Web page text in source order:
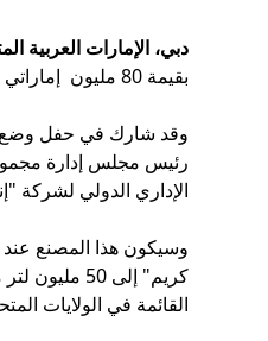
دبي، الإمارات العربية
بقيمة 80 مليون إماراتي في مدينة دبي الصناعية، الوجهة الرائدة في المنطقة لشركات التصنيع والخدمات اللوجستية والتابعة لمجموعة تيكوم.
وقد شارك في حفل وضع
رئيس مجلس إدارة
الإداري الدولي لشركة
كريم" إلى
القائمة في الولايات